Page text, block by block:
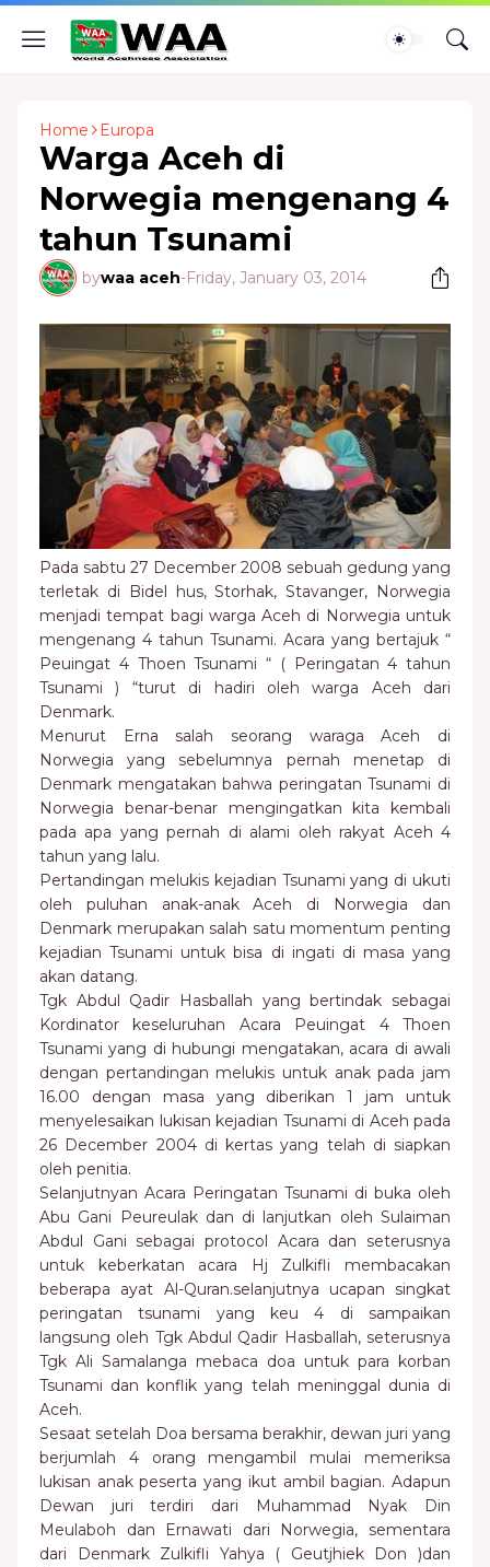
Home Europa
Warga Aceh di
Norwegia mengenang 4
tahun Tsunami
bywaa aceh-Friday, January 03, 2014
Pada sabtu 27 December 2008 sebuah gedung yang
terletak di Bidel hus, Storhak, Stavanger, Norwegia
menjadi tempat bagi warga Aceh di Norwegia untuk
mengenang 4 tahun Tsunami. Acara yang bertajuk “
Peuingat 4 Thoen Tsunami “ ( Peringatan 4 tahun
Tsunami ) “turut di hadiri oleh warga Aceh dari
Denmark.
Menurut Erna salah seorang waraga Aceh di
Norwegia yang sebelumnya pernah menetap di
Denmark mengatakan bahwa peringatan Tsunami di
Norwegia benar-benar mengingatkan kita kembali
pada apa yang pernah di alami oleh rakyat Aceh 4
tahun yang lalu.
Pertandingan melukis kejadian Tsunami yang di ukuti
oleh puluhan anak-anak Aceh di Norwegia dan
Denmark merupakan salah satu momentum penting
kejadian Tsunami untuk bisa di ingati di masa yang
akan datang.
Tgk Abdul Qadir Hasballah yang bertindak sebagai
Kordinator keseluruhan Acara Peuingat 4 Thoen
Tsunami yang di hubungi mengatakan, acara di awali
dengan pertandingan melukis untuk anak pada jam
16.00 dengan masa yang diberikan 1 jam untuk
menyelesaikan lukisan kejadian Tsunami di Aceh pada
26 December 2004 di kertas yang telah di siapkan
oleh penitia.
Selanjutnyan Acara Peringatan Tsunami di buka oleh
Abu Gani Peureulak dan di lanjutkan oleh Sulaiman
Abdul Gani sebagai protocol Acara dan seterusnya
untuk keberkatan acara Hj Zulkifli membacakan
beberapa ayat Al-Quran.selanjutnya ucapan singkat
peringatan tsunami yang keu 4 di sampaikan
langsung oleh Tgk Abdul Qadir Hasballah, seterusnya
Tgk Ali Samalanga mebaca doa untuk para korban
Tsunami dan konflik yang telah meninggal dunia di
Aceh.
Sesaat setelah Doa bersama berakhir, dewan juri yang
berjumlah 4 orang mengambil mulai memeriksa
lukisan anak peserta yang ikut ambil bagian. Adapun
Dewan juri terdiri dari Muhammad Nyak Din
Meulaboh dan Ernawati dari Norwegia, sementara
dari Denmark Zulkifli Yahya ( Geutjhiek Don )dan